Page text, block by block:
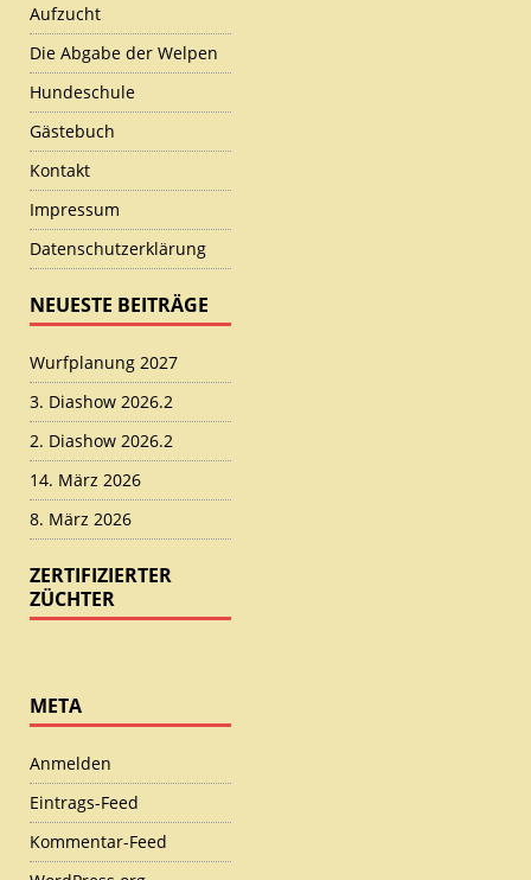
Aufzucht
Die Abgabe der Welpen
Hundeschule
Gästebuch
Kontakt
Impressum
Datenschutzerklärung
NEUESTE BEITRÄGE
Wurfplanung 2027
3. Diashow 2026.2
2. Diashow 2026.2
14. März 2026
8. März 2026
ZERTIFIZIERTER
ZÜCHTER
META
Anmelden
Eintrags-Feed
Kommentar-Feed